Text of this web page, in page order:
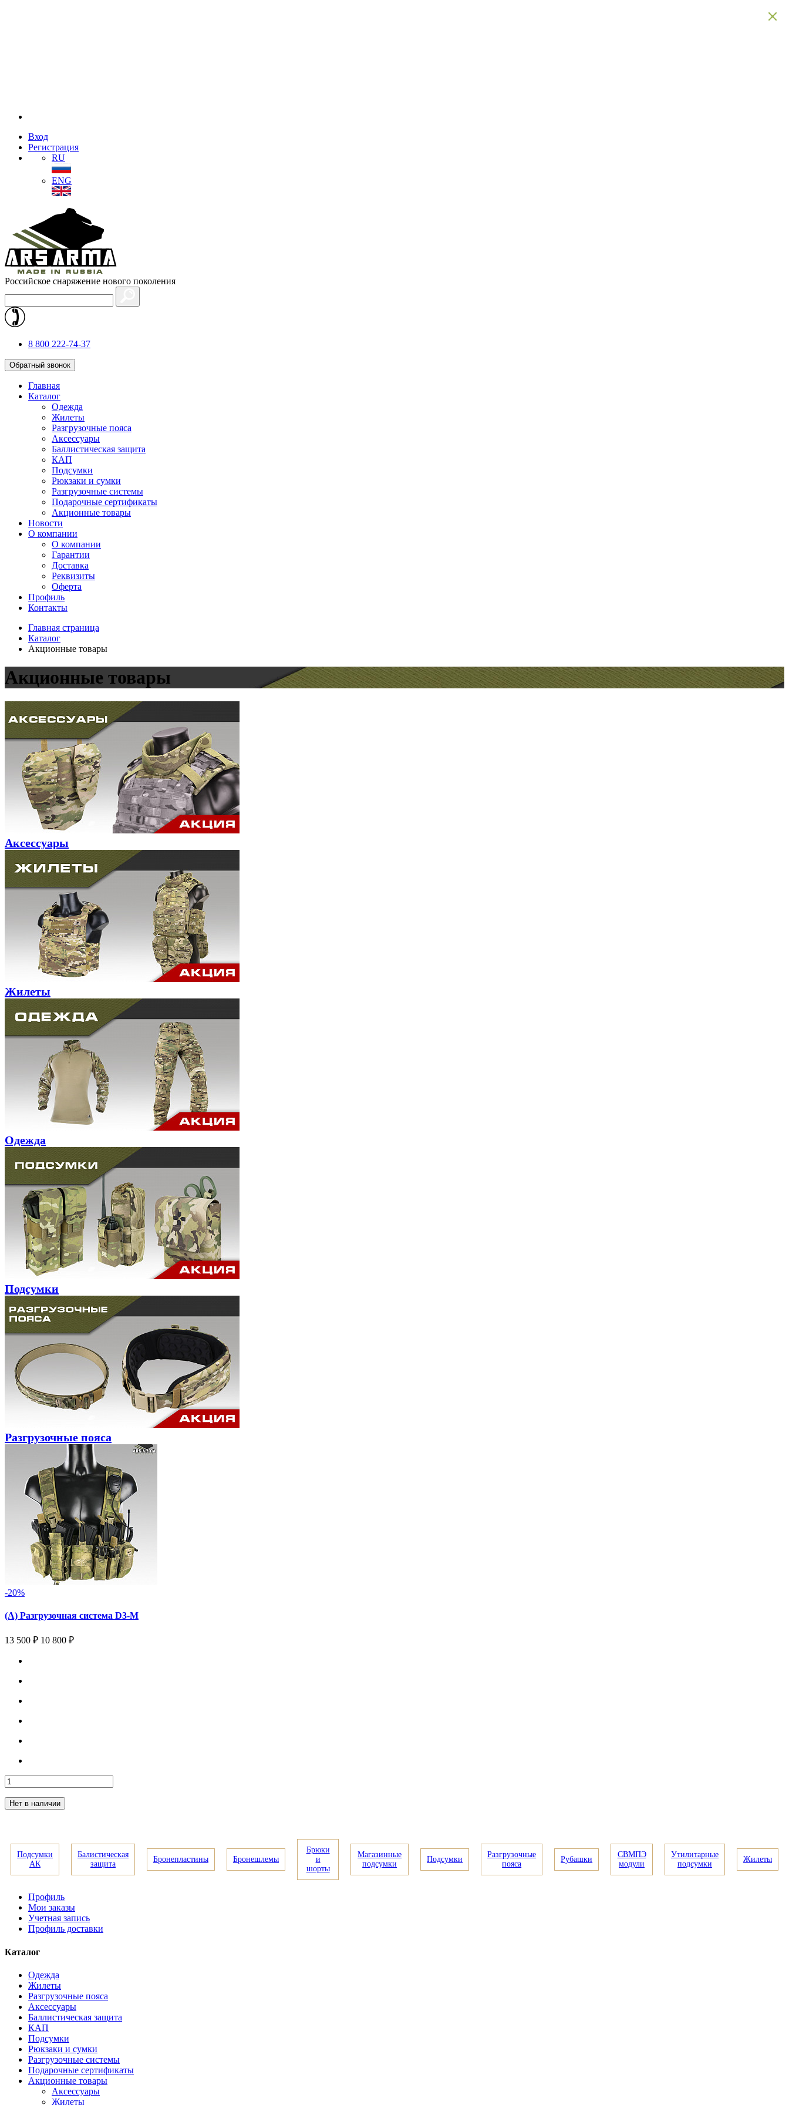
Вход
Регистрация
RU
ENG
Российское снаряжение нового поколения
8 800 222-74-37
Обратный звонок
Главная
Каталог
Одежда
Жилеты
Разгрузочные пояса
Аксессуары
Баллистическая защита
КАП
Подсумки
Рюкзаки и сумки
Разгрузочные системы
Подарочные сертификаты
Акционные товары
Новости
О компании
О компании
Гарантии
Доставка
Реквизиты
Оферта
Профиль
Контакты
Главная страница
Каталог
Акционные товары
Акционные товары
Аксессуары
Жилеты
Одежда
Подсумки
Разгрузочные пояса
-20%
(А) Разгрузочная система D3-M
13 500 ₽ 10 800 ₽
Нет в наличии
Подсумки
АК
Балистическая
защита
Бронепластины Бронешлемы
Брюки
и
шорты
Магазинные
подсумки
Подсумки
Разгрузочные
пояса
Рубашки
СВМПЭ
модули
Утилитарные
подсумки
Жилеты
Профиль
Мои заказы
Учетная запись
Профиль доставки
Каталог
Одежда
Жилеты
Разгрузочные пояса
Аксессуары
Баллистическая защита
КАП
Подсумки
Рюкзаки и сумки
Разгрузочные системы
Подарочные сертификаты
Акционные товары
Аксессуары
Жилеты